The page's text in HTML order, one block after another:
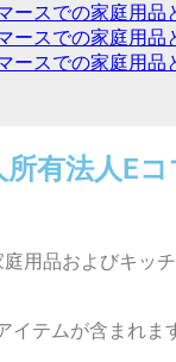
スでの家庭用
スでの家庭用
スでの家庭用
有法人E
用品およびキ
テムが含まれま